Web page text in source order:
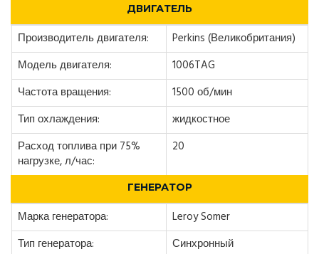
ДВИГАТЕЛЬ
Производитель двигателя:
Perkins (Великобритания)
Модель двигателя:
1006TAG
Частота вращения:
1500 об/мин
Тип охлаждения:
жидкостное
Расход топлива при 75%
нагрузке, л/час:
20
ГЕНЕРАТОР
Марка генератора:
Leroy Somer
Тип генератора:
Синхронный